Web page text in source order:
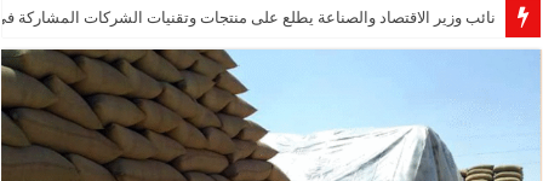
نائب وزير الاقتصاد والصناعة يطلع على منتجات وتقنيات الشركات المشاركة في